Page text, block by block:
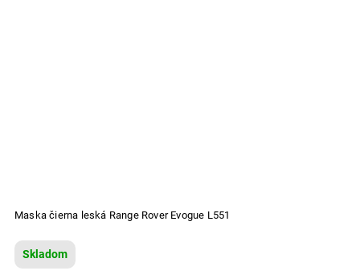
Maska čierna leská Range Rover Evogue L551
Skladom